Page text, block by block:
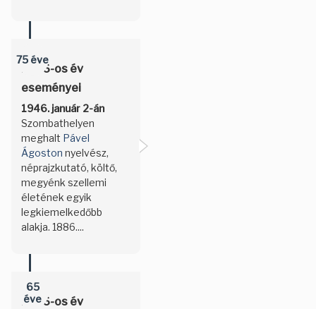
75 éve
1946-os év
eseményei
1946. január 2-án
Szombathelyen
meghalt Pável
Ágoston nyelvész,
néprajzkutató, költő,
megyénk szellemi
életének egyik
legkiemelkedőbb
alakja. 1886....
65
éve
1956-os év